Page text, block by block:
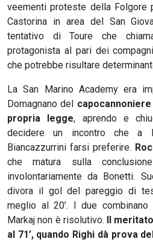
veementi proteste della Folgore
Castorina in area del San
tentativo di Toure che
protagonista al pari dei
che potrebbe risultare
La San Marino Academy era
Domagnano del
propria legge, aprendo e
decidere un incontro che
Biancazzurrini farsi preferire.
che matura sulla
involontariamente da Bonetti.
divora il gol del pareggio di
meglio al 20’. I due
Markaj non è risolutivo. Il
al 71’, quando Righi dà prova